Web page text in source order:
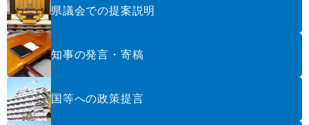
県議会での提案説明
知事の発言・寄稿
国等への政策提言